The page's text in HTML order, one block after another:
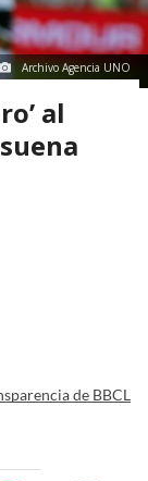
Archivo Agencia UNO
al
de BBCL